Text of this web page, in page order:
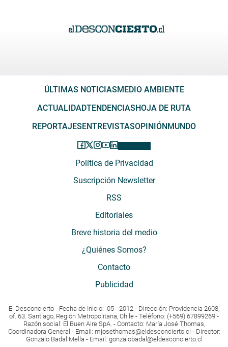
ÚLTIMAS NOTICIAS MEDIO AMBIENTE
ACTUALIDADTENDENCIAS HOJA DE RUTA
REPORTAJES ENTREVISTASOPINIÓN MUNDO
Política de Privacidad
Suscripción Newsletter
RSS
Editoriales
Breve historia del medio
¿Quiénes Somos?
Contacto
Publicidad
El Desconcierto - Fecha de Inicio: 05 - 2012 - Dirección: Providencia 2608,
of. 63. Santiago, Región Metropolitana, Chile - Teléfono: (+569) 67899269 -
Razón social: El Buen Aire SpA. - Contacto: María José Thomas,
Coordinadora General - Email: mjosethomas@eldesconcierto.cl - Director:
Gonzalo Badal Mella - Email: gonzalobadal@eldesconcierto.cl